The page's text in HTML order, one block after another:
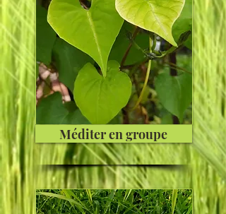
Méditer en groupe